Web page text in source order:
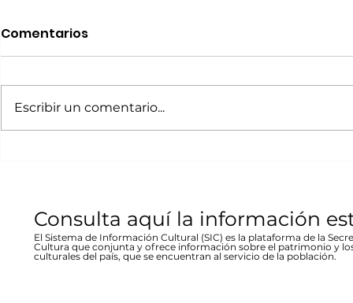
Comentarios
Escribir un comentario...
Consulta aquí la información
El Sistema de Información Cultural (SIC) es la plataforma de la
Cultura que conjunta y ofrece información sobre el patrimonio y
culturales del país, que se encuentran al servicio de la población.